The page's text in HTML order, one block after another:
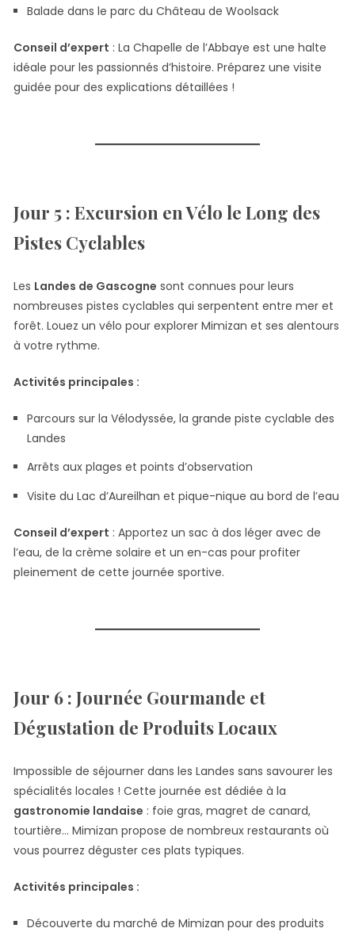
Balade dans le parc du Château de Woolsack
Conseil d’expert : La Chapelle de l’Abbaye est une halte
idéale pour les passionnés d’histoire. Préparez une visite
guidée pour des explications détaillées !
Jour 5 : Excursion en Vélo le Long des
Pistes Cyclables
Les Landes de Gascogne sont connues pour leurs
nombreuses pistes cyclables qui serpentent entre mer et
forêt. Louez un vélo pour explorer Mimizan et ses alentours
à votre rythme.
Activités principales :
Parcours sur la Vélodyssée, la grande piste cyclable des
Landes
Arrêts aux plages et points d’observation
Visite du Lac d’Aureilhan et pique-nique au bord de l’eau
Conseil d’expert : Apportez un sac à dos léger avec de
l’eau, de la crème solaire et un en-cas pour profiter
pleinement de cette journée sportive.
Jour 6 : Journée Gourmande et
Dégustation de Produits Locaux
Impossible de séjourner dans les Landes sans savourer les
spécialités locales ! Cette journée est dédiée à la
gastronomie landaise : foie gras, magret de canard,
tourtière… Mimizan propose de nombreux restaurants où
vous pourrez déguster ces plats typiques.
Activités principales :
Découverte du marché de Mimizan pour des produits